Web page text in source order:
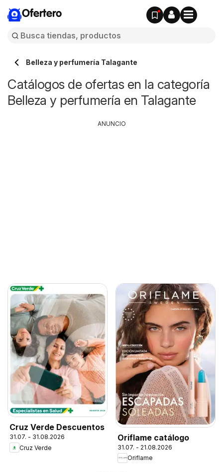
Ofertero
Belleza y perfumería Talagante
Catálogos de ofertas en la categoría
Belleza y perfumería en Talagante
Cruz Verde Descuentos
31.07. - 31.08.2026
Cruz Verde
Oriflame catálogo
31.07. - 21.08.2026
Oriflame
ANUNCIO